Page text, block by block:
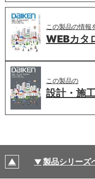
この製品の情報
WEBカタ
この製品の
設計・施
製品シリーズ